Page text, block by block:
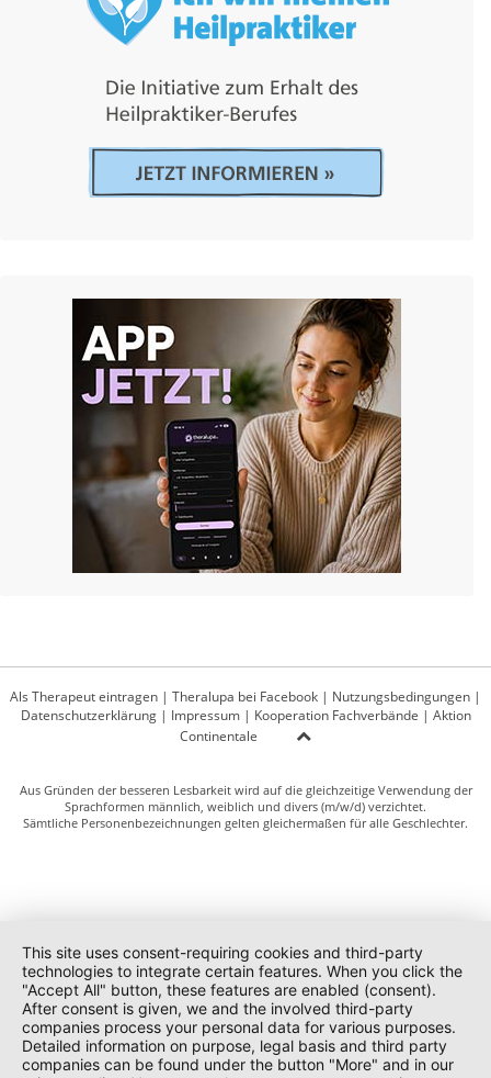
Als Therapeut eintragen | Theralupa bei Facebook | Nutzungsbedingungen |
Datenschutzerklärung| Impressum| Kooperation Fachverbände | Aktion
Continentale
Aus Gründen der besseren Lesbarkeit wird auf die gleichzeitige Verwendung der
Sprachformen männlich, weiblich und divers (m/w/d) verzichtet.
Sämtliche Personenbezeichnungen gelten gleichermaßen für alle Geschlechter.
This site uses consent-requiring cookies and third-party
technologies to integrate certain features. When you click the
"Accept All" button, these features are enabled (consent).
After consent is given, we and the involved third-party
companies process your personal data for various purposes.
Detailed information on purpose, legal basis and third party
companies can be found under the button "More" and in our